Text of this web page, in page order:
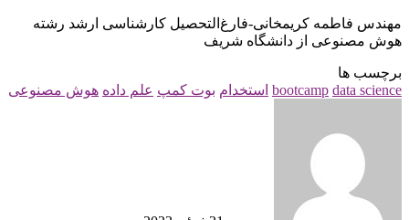
مهندس فاطمه کریمخانی-فارغ‌التحصیل کارشناسی ارشد رشته
هوش مصنوعی از دانشگاه شریف
برچسب ها
bootcamp data science استخدام بوت کمپ علم داده هوش مصنوعی